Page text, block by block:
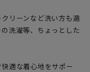
リーンなど洗い方も選
洗濯等、ちょっとした
適な着心地をサポー